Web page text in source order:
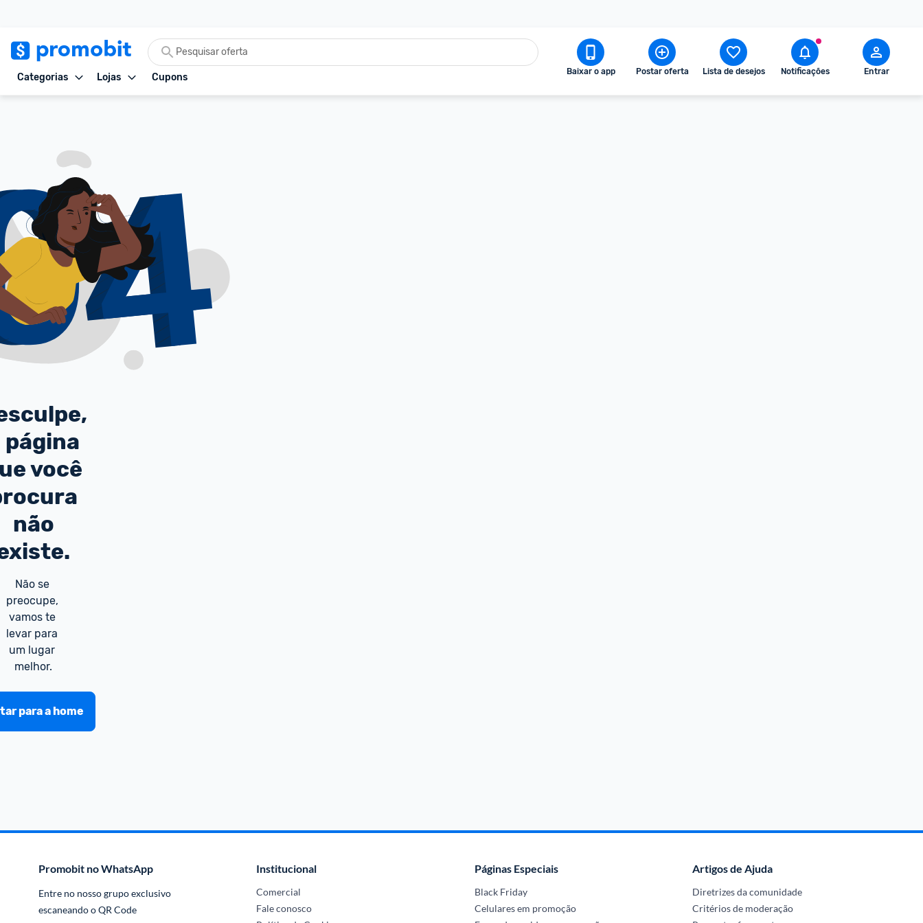
Categorias Lojas Cupons Baixar o app Postar oferta Lista de desejos Notificações Entrar
página
você
não
Não se
preocupe,
vamos te
levar para
um lugar
melhor.
para a home
Promobit no WhatsApp
Entre no nosso grupo exclusivo
escaneando o QR Code
Institucional
Comercial
Fale conosco
Páginas Especiais
Black Friday
Celulares em promoção
Artigos de Ajuda
Diretrizes da comunidade
Critérios de moderação